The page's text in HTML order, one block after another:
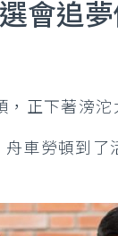
會追
正下著滂沱
車勞頓到